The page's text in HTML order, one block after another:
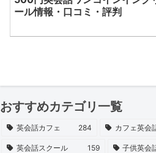
ール情報・口コミ・評判
おすすめカテゴリ一覧
英会話カフェ 284 カフェ英会
英会話スクール 159 子供英会